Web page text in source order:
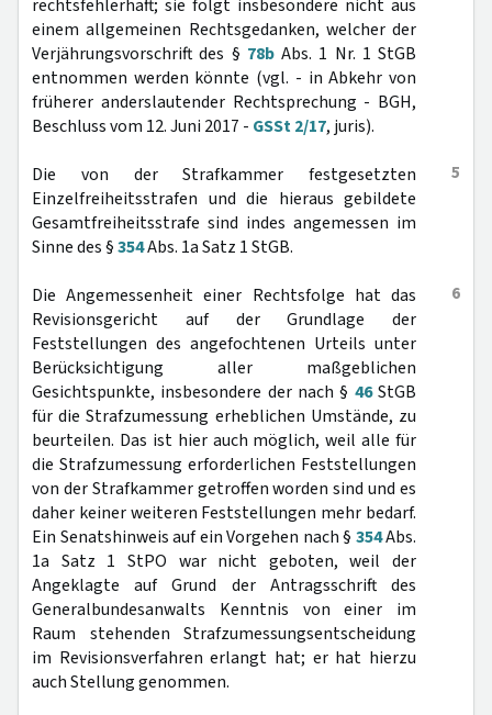
rechtsfehlerhaft; sie folgt insbesondere nicht aus
einem allgemeinen Rechtsgedanken, welcher der
Verjährungsvorschrift des § 78bAbs. 1 Nr. 1 StGB
entnommen werden könnte (vgl. - in Abkehr von
früherer anderslautender Rechtsprechung - BGH,
Beschluss vom 12. Juni 2017 - GSSt 2/17, juris).
5
Die von der Strafkammer festgesetzten
Einzelfreiheitsstrafen und die hieraus gebildete
Gesamtfreiheitsstrafe sind indes angemessen im
Sinne des §354Abs. 1a Satz 1 StGB.
6
Die Angemessenheit einer Rechtsfolge hat das
Revisionsgericht auf der Grundlage der
Feststellungen des angefochtenen Urteils unter
Berücksichtigung aller maßgeblichen
Gesichtspunkte, insbesondere der nach § 46StGB
für die Strafzumessung erheblichen Umstände, zu
beurteilen. Das ist hier auch möglich, weil alle für
die Strafzumessung erforderlichen Feststellungen
von der Strafkammer getroffen worden sind und es
daher keiner weiteren Feststellungen mehr bedarf.
Ein Senatshinweis auf ein Vorgehen nach § 354Abs.
1a Satz 1 StPO war nicht geboten, weil der
Angeklagte auf Grund der Antragsschrift des
Generalbundesanwalts Kenntnis von einer im
Raum stehenden Strafzumessungsentscheidung
im Revisionsverfahren erlangt hat; er hat hierzu
auch Stellung genommen.